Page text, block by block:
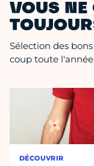
VOUS NE
Sélection des
coup toute l'année
DÉCOUVRIR